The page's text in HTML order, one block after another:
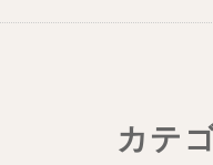
カテ